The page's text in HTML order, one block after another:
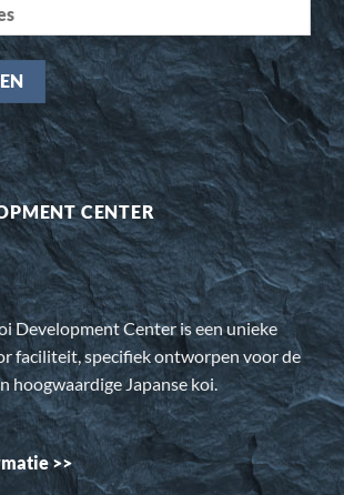
CENTER
Development Center is een unieke
faciliteit, specifiek ontworpen voor de
hoogwaardige Japanse koi.
>>